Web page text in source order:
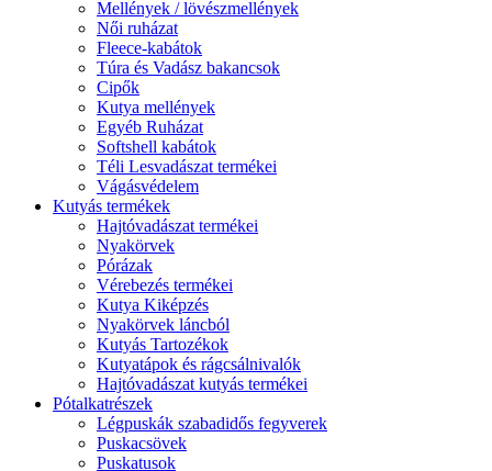
Mellények / lövészmellények
Női ruházat
Fleece-kabátok
Túra és Vadász bakancsok
Cipők
Kutya mellények
Egyéb Ruházat
Softshell kabátok
Téli Lesvadászat termékei
Vágásvédelem
Kutyás termékek
Hajtóvadászat termékei
Nyakörvek
Pórázak
Vérebezés termékei
Kutya Kiképzés
Nyakörvek láncból
Kutyás Tartozékok
Kutyatápok és rágcsálnivalók
Hajtóvadászat kutyás termékei
Pótalkatrészek
Légpuskák szabadidős fegyverek
Puskacsövek
Puskatusok